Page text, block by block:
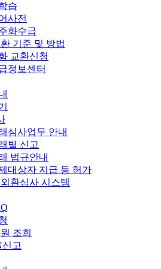
습
사전
화수급
기준 및 방법
교환신청
정보센터
심사업무 안내
별 신고
법규안내
대상자 지급 등 허가
환심사 시스템
조회
고